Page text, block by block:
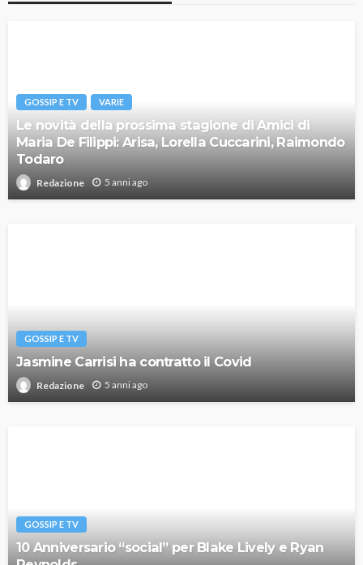
GOSSIP E TV VARIE
Le novità della prossima stagione di Amici di
Maria De Filippi: Arisa, Lorella Cuccarini, Raimondo
Todaro
Redazione 5 anni ago
GOSSIP E TV
Jasmine Carrisi ha contratto il Covid
Redazione 5 anni ago
GOSSIP E TV
10 Anniversario “social” per Blake Lively e Ryan